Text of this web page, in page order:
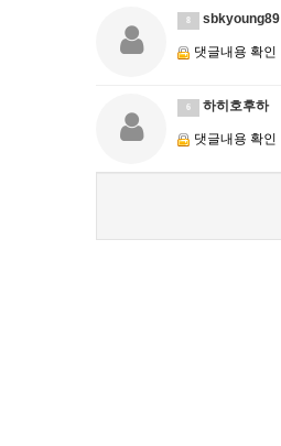
sbkyoung89
댓글내용 확인
6 하히호후하
댓글내용 확인